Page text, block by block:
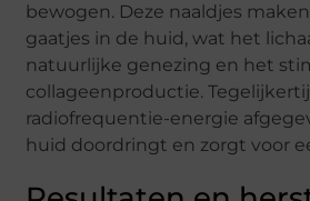
bewogen. Deze naaldjes
gaatjes in de huid, wat het
natuurlijke genezing en het
collageenproductie.
radiofrequentie-energie
huid doordringt en zorgt voor